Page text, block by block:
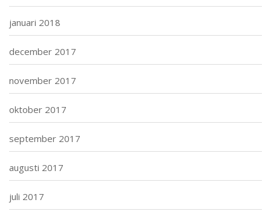
januari 2018
december 2017
november 2017
oktober 2017
september 2017
augusti 2017
juli 2017